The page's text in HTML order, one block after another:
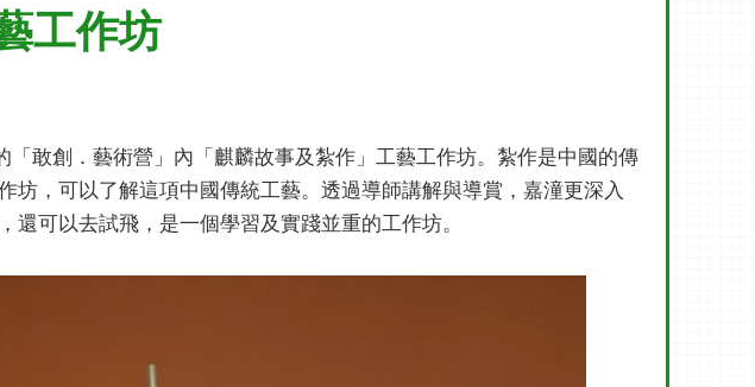
工作坊
敢創．藝術營」內「麒麟故事及紮作」工藝工作坊。紮作是中國的傳
，可以了解這項中國傳統工藝。透過導師講解與導賞，嘉潼更深入
可以去試飛，是一個學習及實踐並重的工作坊。